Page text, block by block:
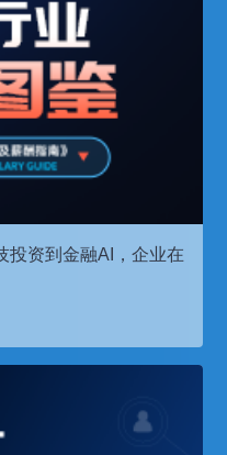
投资到金融AI，企业在